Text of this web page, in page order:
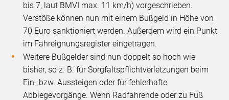
bis 7, laut BMVI max. 11 km/h) vorgeschrieben.
Verstöße können nun mit einem Bußgeld in Höhe von
70 Euro sanktioniert werden. Außerdem wird ein Punkt
im Fahreignungsregister eingetragen.
Weitere Bußgelder sind nun doppelt so hoch wie
bisher, so z. B. für Sorgfaltspflichtverletzungen beim
Ein- bzw. Aussteigen oder für fehlerhafte
Abbiegevorgänge. Wenn Radfahrende oder zu Fuß